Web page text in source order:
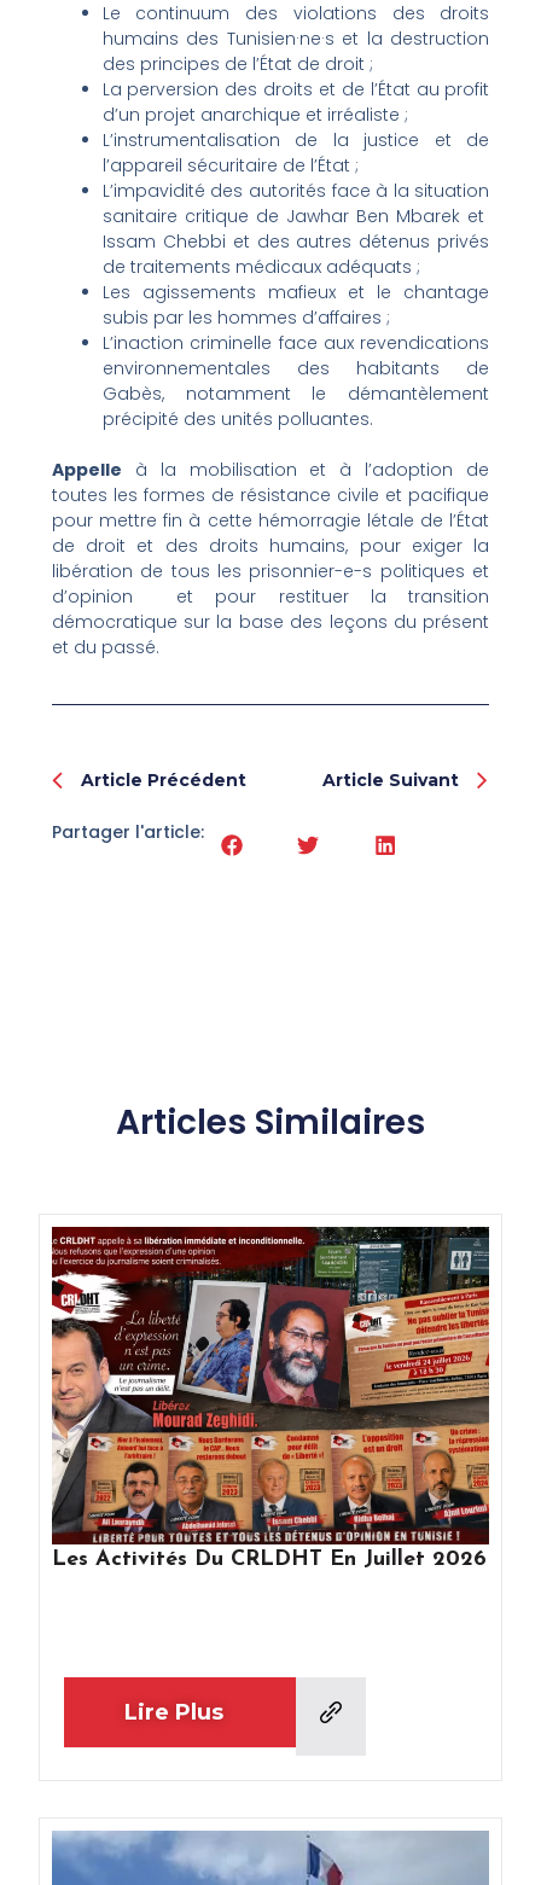
Le continuum des violations des droits
humains des Tunisien·ne·s et la destruction
des principes de l’État de droit ;
La perversion des droits et de l’État au profit
d’un projet anarchique et irréaliste ;
L’instrumentalisation de la justice et de
l’appareil sécuritaire de l’État ;
L’impavidité des autorités face à la situation
sanitaire critique de Jawhar Ben Mbarek et
Issam Chebbi et des autres détenus privés
de traitements médicaux adéquats ;
Les agissements mafieux et le chantage
subis par les hommes d’affaires ;
L’inaction criminelle face aux revendications
environnementales des habitants de
Gabès, notamment le démantèlement
précipité des unités polluantes.
Appelle à la mobilisation et à l’adoption de
toutes les formes de résistance civile et pacifique
pour mettre fin à cette hémorragie létale de l’État
de droit et des droits humains, pour exiger la
libération de tous les prisonnier-e-s politiques et
d’opinion et pour restituer la transition
démocratique sur la base des leçons du présent
et du passé.
Prev
Article Précédent Article Suivant
Partager l'article:
Articles Similaires
Les Activités Du CRLDHT En Juillet 2026
Lire Plus